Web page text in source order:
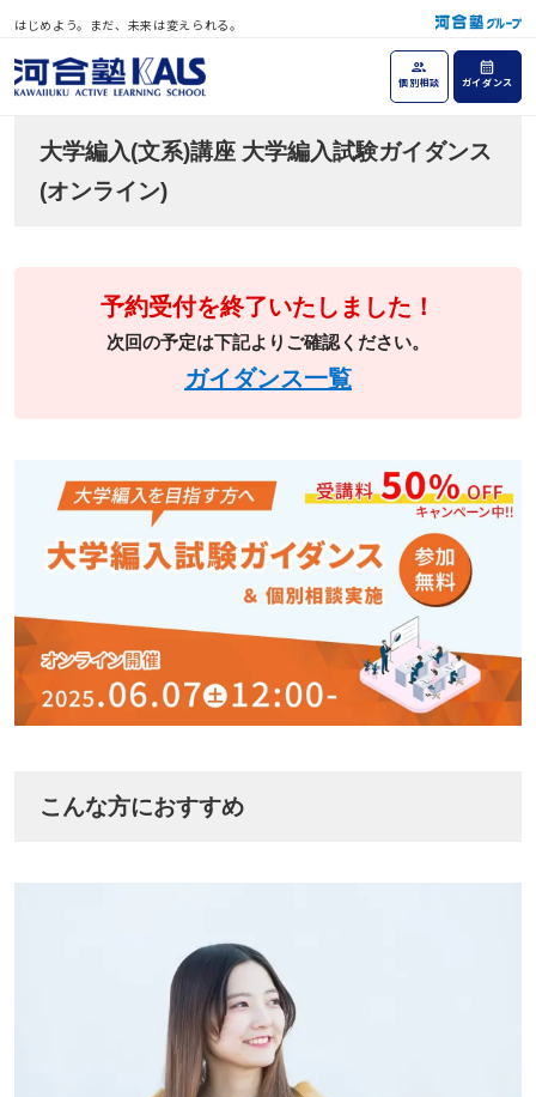
はじめよう。まだ、未来は変えられる。
個別相談 ガイダンス
大学編入(文系)講座 大学編入試験ガイダンス
(オンライン)
予約受付を終了いたしました！
次回の予定は下記よりご確認ください。
ガイダンス一覧
こんな方におすすめ